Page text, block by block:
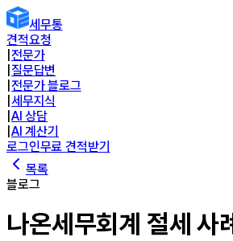
세무통
견적요청
전문가
질문답변
전문가 블로그
세무지식
AI 상담
AI 계산기
로그인무료 견적받기
목록
블로그
나온세무회계 절세 사례